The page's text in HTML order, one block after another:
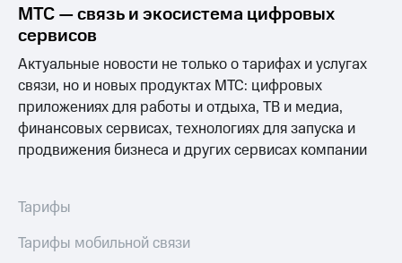
МТС — связь и экосистема цифровых
сервисов
Актуальные новости не только о тарифах и услугах
связи, но и новых продуктах МТС: цифровых
приложениях для работы и отдыха, ТВ и медиа,
финансовых сервисах, технологиях для запуска и
продвижения бизнеса и других сервисах компании
Тарифы
Тарифы мобильной связи